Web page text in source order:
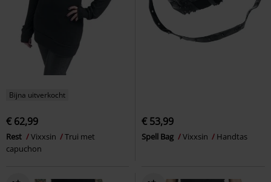
Bijna uitverkocht
€ 62,99
Rest Vixxsin
Trui met
capuchon
€ 53,99
Spell Bag Vixxsin Handtas